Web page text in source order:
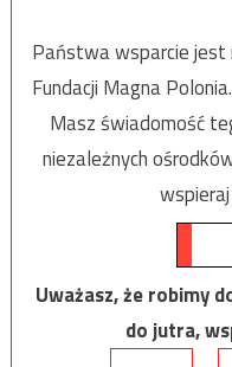
Państwa wsparcie jest
Fundacji Magna Polonia.
Masz świadomość
niezależnych
Uważasz, że robimy
do jutra,